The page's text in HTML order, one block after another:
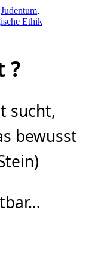
Judentum,
Ethik
?
sucht,
bewusst